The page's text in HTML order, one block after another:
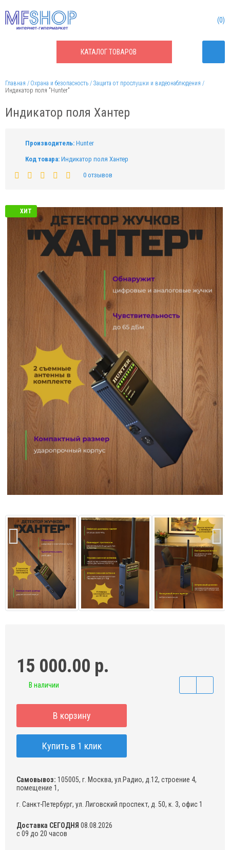
КАТАЛОГТОВАРОВ
0
Главная Охрана и безопасность
Защита от прослушки и видеонаблюдения
Индикатор поля "Hunter"
Индикатор поля Хантер
Производитель: Hunter
Код товара: Индикатор поля Хантер
0 отзывов
ХИТ
15 000.00 р.
В наличии
В корзину
Купить в 1 клик
Самовывоз: 105005, г. Москва, ул.Радио, д.12, строение 4,
помещение 1,
г. Санкт-Петербург, ул. Лиговский проспект, д. 50, к. 3, офис 1
Доставка СЕГОДНЯ 08.08.2026
с 09 до 20 часов